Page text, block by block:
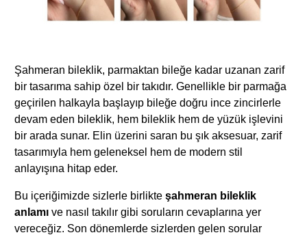
Şahmeran bileklik, parmaktan bileğe kadar uzanan zarif
bir tasarıma sahip özel bir takıdır. Genellikle bir parmağa
geçirilen halkayla başlayıp bileğe doğru ince zincirlerle
devam eden bileklik, hem bileklik hem de yüzük işlevini
bir arada sunar. Elin üzerini saran bu şık aksesuar, zarif
tasarımıyla hem geleneksel hem de modern stil
anlayışına hitap eder.
Bu içeriğimizde sizlerle birlikte şahmeran bileklik
anlamı ve nasıl takılır gibi soruların cevaplarına yer
vereceğiz. Son dönemlerde sizlerden gelen sorular